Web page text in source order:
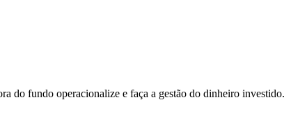
do fundo operacionalize e faça a gestão do dinheiro investido.